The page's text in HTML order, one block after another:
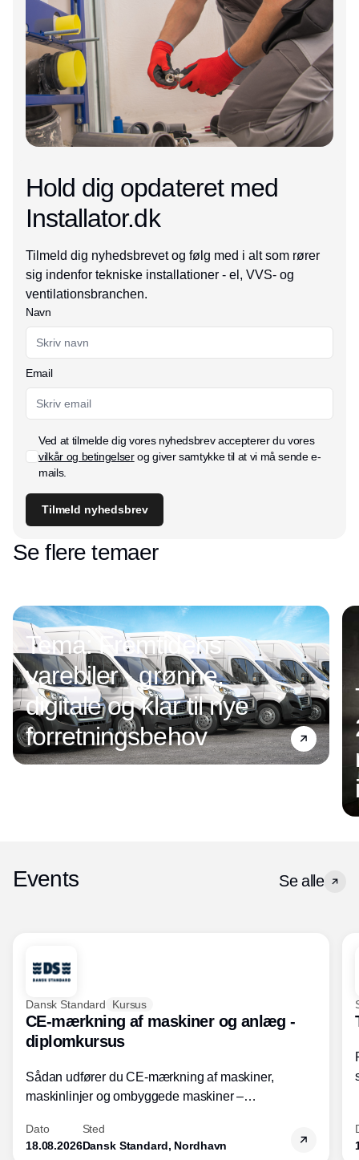
Hold dig opdateret med
Installator.dk
Tilmeld dig nyhedsbrevet og følg med i alt som rører
sig indenfor tekniske installationer - el, VVS- og
ventilationsbranchen.
Navn
Email
Ved at tilmelde dig vores nyhedsbrev accepterer du vores
vilkår og betingelserog giver samtykke til at vi må sende e-
mails.
Tilmeld nyhedsbrev
Se flere temaer
Tema: Fremtidens
varebiler - grønne,
digitale og klar til nye
forretningsbehov
Events Se alle
Dansk Standard Kursus
CE-mærkning af maskiner og anlæg -
diplomkursus
Sådan udfører du CE-mærkning af maskiner,
maskinlinjer og ombyggede maskiner –
Dato
18.08.2026
Sted
Dansk Standard, Nordhavn